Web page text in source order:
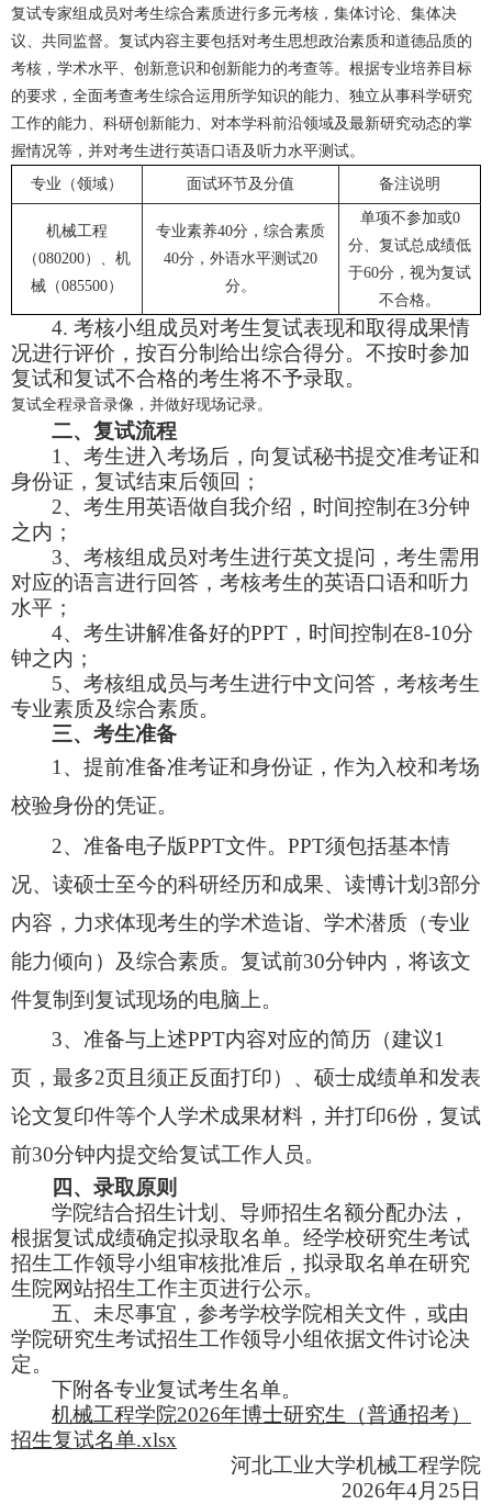
复试专家组成员对考生综合素质进行多元考核，集体讨论、集体决
议、共同监督。复试内容主要包括对考生思想政治素质和道德品质的
考核，学术水平、创新意识和创新能力的考查等。根据专业培养目标
的要求，全面考查考生综合运用所学知识的能力、独立从事科学研究
工作的能力、科研创新能力、对本学科前沿领域及最新研究动态的掌
握情况等，并对考生进行英语口语及听力水平测试。
专业（领域） 面试环节及分值 备注说明
机械工程
（080200）、机
械（085500）
专业素养40分，综合素质
40分，外语水平测试20
分。
单项不参加或0
分、复试总成绩低
于60分，视为复试
不合格。
4. 考核小组成员对考生复试表现和取得成果情
况进行评价，按百分制给出综合得分。不按时参加
复试和复试不合格的考生将不予录取。
复试全程录音录像，并做好现场记录。
二、复试流程
1、考生进入考场后，向复试秘书提交准考证和
身份证，复试结束后领回；
2、考生用英语做自我介绍，时间控制在3分钟
之内；
3、考核组成员对考生进行英文提问，考生需用
对应的语言进行回答，考核考生的英语口语和听力
水平；
4、考生讲解准备好的PPT，时间控制在8-10分
钟之内；
5、考核组成员与考生进行中文问答，考核考生
专业素质及综合素质。
三、考生准备
1、提前准备准考证和身份证，作为入校和考场
校验身份的凭证。
2、准备电子版PPT文件。PPT须包括基本情
况、读硕士至今的科研经历和成果、读博计划3部分
内容，力求体现考生的学术造诣、学术潜质（专业
能力倾向）及综合素质。复试前30分钟内，将该文
件复制到复试现场的电脑上。
3、准备与上述PPT内容对应的简历（建议1
页，最多2页且须正反面打印）、硕士成绩单和发表
论文复印件等个人学术成果材料，并打印6份，复试
前30分钟内提交给复试工作人员。
四、录取原则
学院结合招生计划、导师招生名额分配办法，
根据复试成绩确定拟录取名单。经学校研究生考试
招生工作领导小组审核批准后，拟录取名单在研究
生院网站招生工作主页进行公示。
五、 未尽事宜，参考学校学院相关文件，或由
学院研究生考试招生工作领导小组依据文件讨论决
定。
下附各专业复试考生名单。
机械工程学院2026年博士研究生（普通招考）
招生复试名单.xlsx
河北工业大学机械工程学院
2026年4月25日